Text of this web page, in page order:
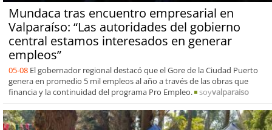
Mundaca tras encuentro empresarial en
Valparaíso: “Las autoridades del gobierno
central estamos interesados en generar
empleos”
05-08 El gobernador regional destacó que el Gore de la Ciudad Puerto
genera en promedio 5 mil empleos al año a través de las obras que
financia y la continuidad del programa Pro Empleo.
soyvalparaiso